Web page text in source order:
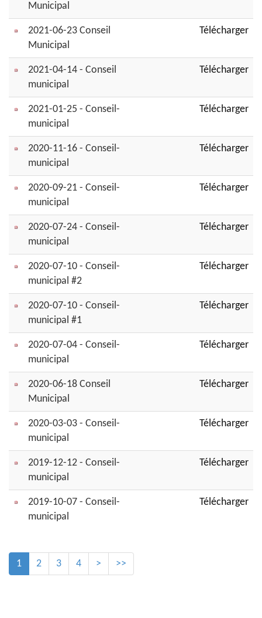
Municipal
2021-06-23 Conseil
Municipal
Télécharger
2021-04-14 - Conseil
municipal
Télécharger
2021-01-25 - Conseil-
municipal
Télécharger
2020-11-16 - Conseil-
municipal
Télécharger
2020-09-21 - Conseil-
municipal
Télécharger
2020-07-24 - Conseil-
municipal
Télécharger
2020-07-10 - Conseil-
municipal #2
Télécharger
2020-07-10 - Conseil-
municipal #1
Télécharger
2020-07-04 - Conseil-
municipal
Télécharger
2020-06-18 Conseil
Municipal
Télécharger
2020-03-03 - Conseil-
municipal
Télécharger
2019-12-12 - Conseil-
municipal
Télécharger
2019-10-07 - Conseil-
municipal
Télécharger
1 2 3 4 > >>